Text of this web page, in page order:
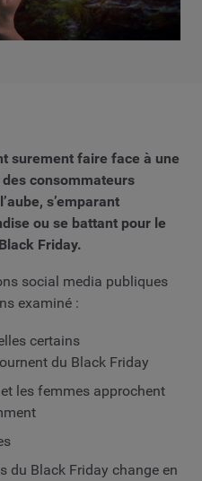
surement faire face à une
consommateurs
s’emparant
ou se battant pour le
Friday.
social media publiques
examiné :
certains
du Black Friday
les femmes approchent
du Black Friday change en